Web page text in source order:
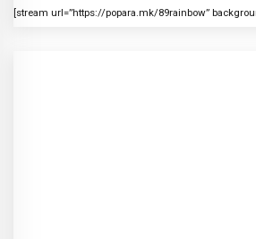
[stream url=”https://popara.mk/89rainbow”